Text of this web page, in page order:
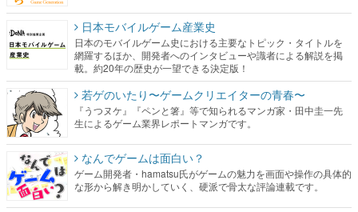
日本モバイルゲーム産業史
日本のモバイルゲーム史における主要なトピック・タイトルを
網羅するほか、開発者へのインタビューや識者による解説を掲
載。約20年の歴史が一望できる決定版！
若ゲのいたり〜ゲームクリエイターの青春〜
『うつヌケ』『ペンと箸』等で知られるマンガ家・田中圭一先
生によるゲーム業界レポートマンガです。
なんでゲームは面白い？
ゲーム開発者・hamatsu氏がゲームの魅力を画面や操作の具体的
な形から解き明かしていく、硬派で骨太な評論連載です。